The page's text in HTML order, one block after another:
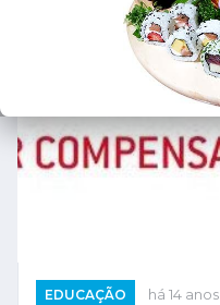
EDUCAÇÃO há 14 anos